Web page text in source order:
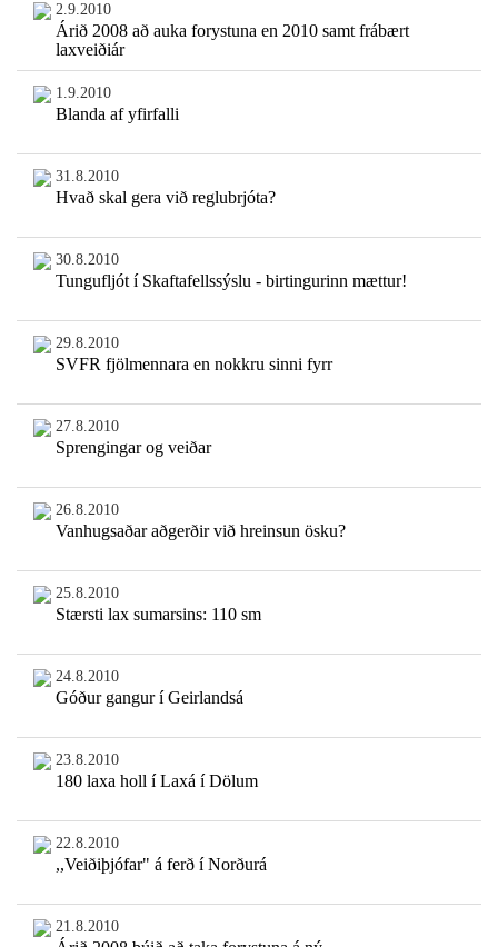
2.9.2010
Árið 2008 að auka forystuna en 2010 samt frábært
laxveiðiár
1.9.2010
Blanda af yfirfalli
31.8.2010
Hvað skal gera við reglubrjóta?
30.8.2010
Tungufljót í Skaftafellssýslu - birtingurinn mættur!
29.8.2010
SVFR fjölmennara en nokkru sinni fyrr
27.8.2010
Sprengingar og veiðar
26.8.2010
Vanhugsaðar aðgerðir við hreinsun ösku?
25.8.2010
Stærsti lax sumarsins: 110 sm
24.8.2010
Góður gangur í Geirlandsá
23.8.2010
180 laxa holl í Laxá í Dölum
22.8.2010
,,Veiðiþjófar" á ferð í Norðurá
21.8.2010